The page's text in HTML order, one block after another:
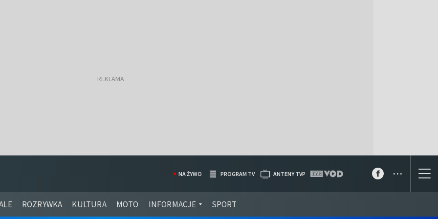
ROZRYWKA KULTURA MOTO INFORMACJE SPORT
NA ŻYWO PROGRAM TV ANTENY TVP ...